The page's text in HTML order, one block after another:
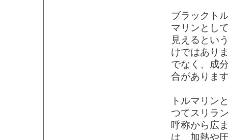
ブラックト
マリンとし
見えるとい
けではあり
でなく、成
合がありま
トルマリン
つてスリラ
呼称から広
は、加熱や